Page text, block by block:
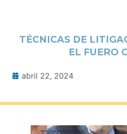
TÉCNICAS DE
EL FUERO
abril 22, 2024